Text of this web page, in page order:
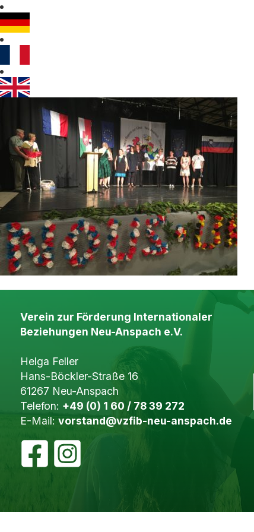
Verein zur Förderung Internationaler
Beziehungen Neu-Anspach e.V.
Helga Feller
Hans-Böckler-Straße 16
61267 Neu-Anspach
Telefon: +49 (0) 1 60 / 78 39 272
E-Mail: vorstand@vzfib-neu-anspach.de